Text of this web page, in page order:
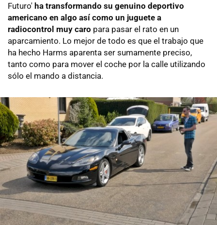
Futuro' ha transformando su genuino deportivo
americano en algo así como un juguete a
radiocontrol muy caro para pasar el rato en un
aparcamiento. Lo mejor de todo es que el trabajo que
ha hecho Harms aparenta ser sumamente preciso,
tanto como para mover el coche por la calle utilizando
sólo el mando a distancia.